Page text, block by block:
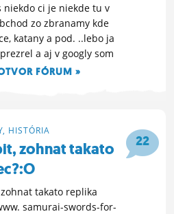
niekdo ci je niekde tu v
zo zbranamy kde
katany a pod. ..lebo ja
a aj v googly som
FÓRUM »
22
HISTÓRIA
zohnat takato
takato replika
samurai-swords-for-